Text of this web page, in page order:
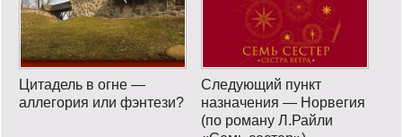
Цитадель в огне —
аллегория или фэнтези?
Следующий пункт
назначения — Норвегия
(по роману Л.Райли